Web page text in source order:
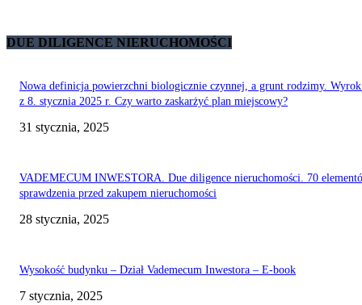
DUE DILIGENCE NIERUCHOMOŚCI
Nowa definicja powierzchni biologicznie czynnej, a grunt rodzimy.
z 8. stycznia 2025 r. Czy warto zaskarżyć plan miejscowy?
31 stycznia, 2025
VADEMECUM INWESTORA. Due diligence nieruchomości. 70
sprawdzenia przed zakupem nieruchomości
28 stycznia, 2025
Wysokość budynku – Dział Vademecum Inwestora – E-book
7 stycznia, 2025